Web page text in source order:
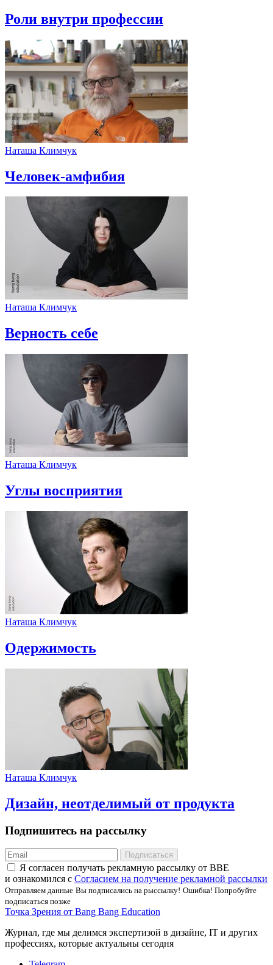
Роли внутри профессии
Наташа Климчук
Человек-амфибия
Наташа Климчук
Верность себе
Наташа Климчук
Углы восприятия
Наташа Климчук
Одержимость
Наташа Климчук
Дизайн, неотделимый от продукта
Подпишитесь на рассылку
Подписаться
Я соглаcен получать рекламную рассылку от BBE
и ознакомился с Согласием на получение рекламной рассылки
Отправляем данные Вы подписались на рыссылку! Ошибка! Попробуйте
подписаться позже
Точка Зрения от Bang Bang Education
Журнал, где мы делимся экспертизой в дизайне, IT и других
профессиях, которые актуальны сегодня